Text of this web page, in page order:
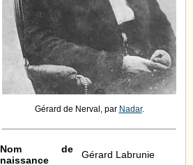
Gérard de Nerval, par Nadar.
Nom de
naissance
Gérard Labrunie